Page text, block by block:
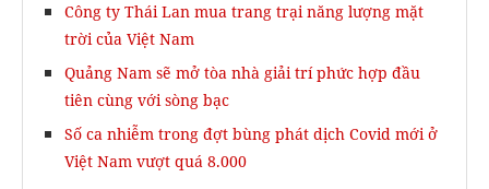
Công ty Thái Lan mua trang trại năng lượng mặt
trời của Việt Nam
Quảng Nam sẽ mở tòa nhà giải trí phức hợp đầu
tiên cùng với sòng bạc
Số ca nhiễm trong đợt bùng phát dịch Covid mới ở
Việt Nam vượt quá 8.000